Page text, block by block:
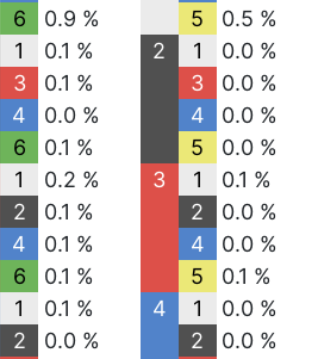
6
0.9 %
1
0.1 %
3
0.1 %
4
0.0 %
6
0.1 %
1
0.2 %
2
0.1 %
4
0.1 %
6
0.1 %
1
0.1 %
2
0.0 %
5
0.5 %
2
1
0.0 %
3
0.0 %
4
0.0 %
5
0.0 %
3
1
0.1 %
2
0.0 %
4
0.0 %
5
0.1 %
4
1
0.0 %
2
0.0 %